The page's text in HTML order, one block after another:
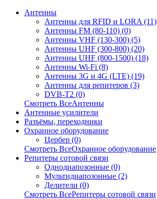
Антенны
Антенны для RFID и LORA (11)
Антенны FM (80-110) (0)
Антенны VHF (130-300) (5)
Антенны UHF (300-800) (20)
Антенны UHF (800-1500) (18)
Антенны Wi-Fi (8)
Антенны 3G и 4G (LTE) (19)
Антенны для репитеров (3)
DVB-T2 (0)
Смотреть ВсеАнтенны
Антенные усилители
Разъёмы, переходники
Охранное оборудование
Цербер (0)
Смотреть ВсеОхранное оборудование
Репитеры сотовой связи
Однодиапозонные (0)
Мультидиапозонные (2)
Делители (0)
Смотреть ВсеРепитеры сотовой связи